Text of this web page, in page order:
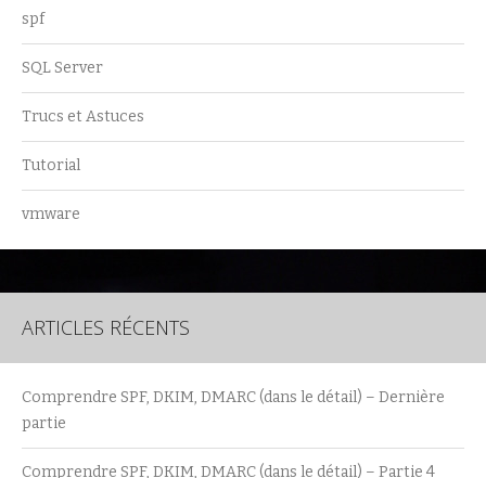
spf
SQL Server
Trucs et Astuces
Tutorial
vmware
ARTICLES RÉCENTS
Comprendre SPF, DKIM, DMARC (dans le détail) – Dernière
partie
Comprendre SPF, DKIM, DMARC (dans le détail) – Partie 4